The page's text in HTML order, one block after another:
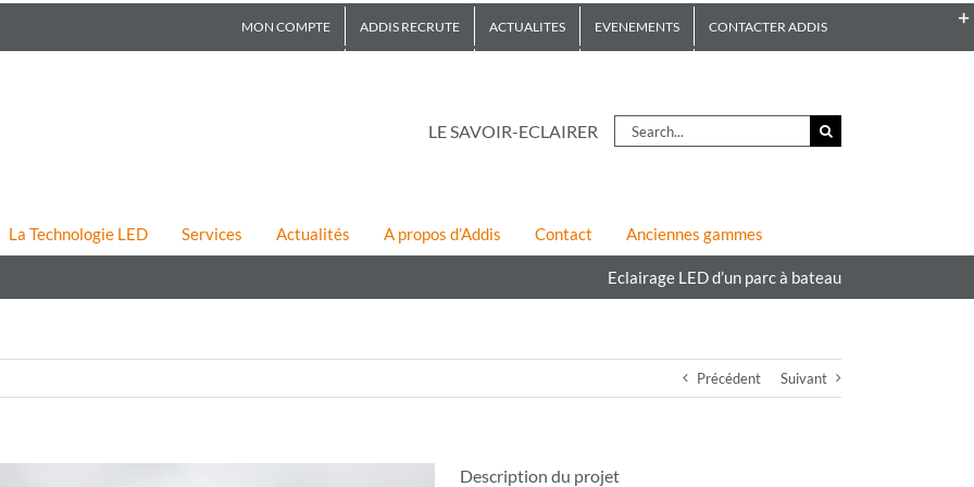
MON COMPTE ADDIS RECRUTE ACTUALITES EVENEMENTS CONTACTER ADDIS
LE SAVOIR-ECLAIRER
Search
for:
La Technologie LED Services Actualités A propos d’Addis Contact Anciennes gammes
Eclairage LED d’un parc à bateau
Précédent Suivant
Description du projet